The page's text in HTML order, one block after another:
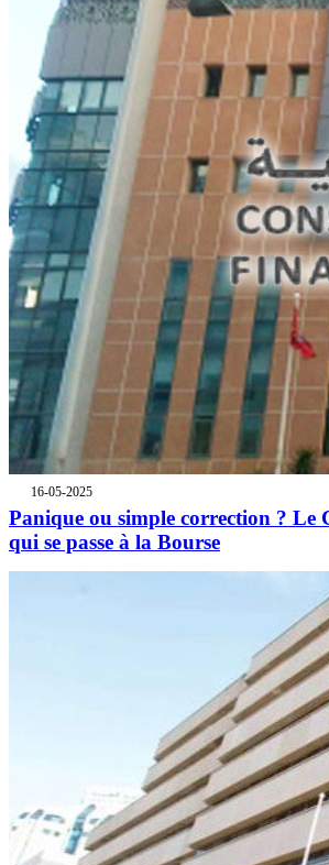
16-05-2025
Panique ou simple correction ? Le
qui se passe à la Bourse